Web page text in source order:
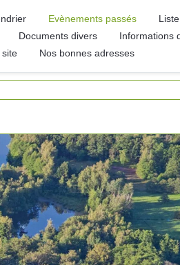
Evènements passés
Documents divers Informations
site
Nos bonnes adresses